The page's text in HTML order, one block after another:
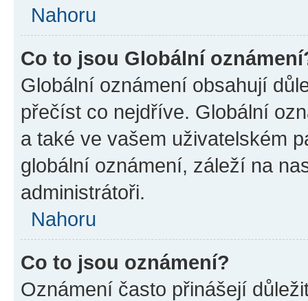
Nahoru
Co to jsou Globální
Globální oznámení obsahují
přečíst co nejdříve. Globální
a také ve vašem uživatelském
globální oznámení, záleží na
administrátoři.
Nahoru
Co to jsou oznámení?
Oznámení často přinášejí